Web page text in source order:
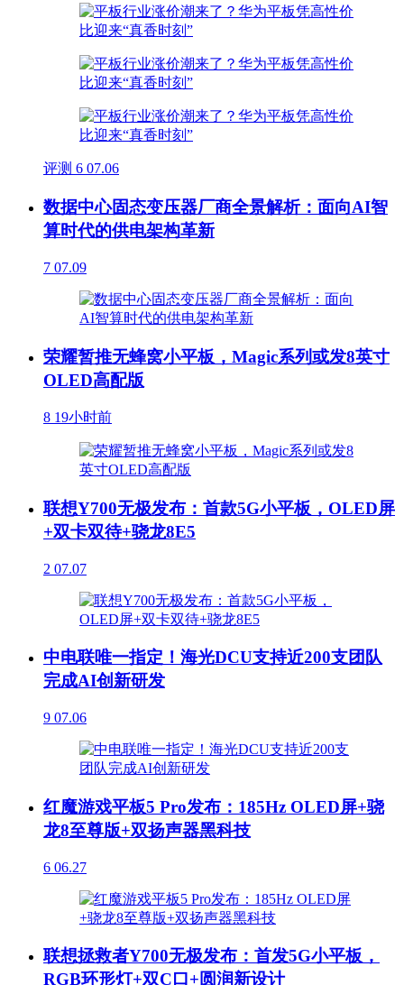
评测 6 07.06
数据中心固态变压器厂商全景解析：面向AI智
算时代的供电架构革新
7 07.09
荣耀暂推无蜂窝小平板，Magic系列或发8英寸
OLED高配版
8 19小时前
联想Y700无极发布：首款5G小平板，OLED屏
+双卡双待+骁龙8E5
2 07.07
中电联唯一指定！海光DCU支持近200支团队
完成AI创新研发
9 07.06
红魔游戏平板5 Pro发布：185Hz OLED屏+骁
龙8至尊版+双扬声器黑科技
6 06.27
联想拯救者Y700无极发布：首发5G小平板，
RGB环形灯+双C口+圆润新设计